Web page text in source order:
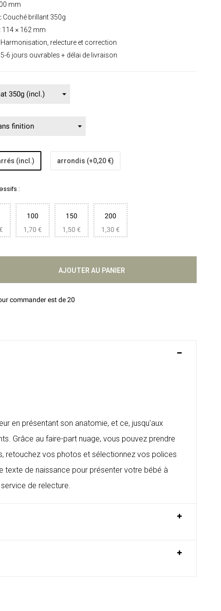
mm
Couché brillant 350g
114 × 162 mm
Harmonisation, relecture et correction
6 jours ouvrables + délai de livraison
(incl.) arrondis (+0,20 €)
:
100
1,70 €
150
1,50 €
200
1,30 €
AJOUTER AU PANIER
commander est de 20
en présentant son anatomie, et ce, jusqu'aux
Grâce au faire-part nuage, vous pouvez prendre
retouchez vos photos et sélectionnez vos polices
texte de naissance pour présenter votre bébé à
de relecture.